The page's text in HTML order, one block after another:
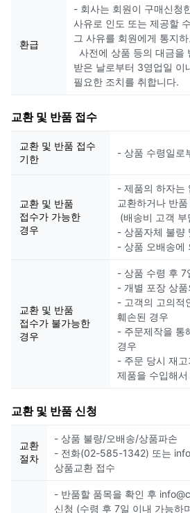
환급
- 회사는 회원이 구매신청
사유로 인도 또는 제공할
그 사유를 회원에게 통지
사전에 상품 등의 대금을
받은 날로부터 3영업일 이
필요한 조치를 취합니다.
교환 및 반품 접수
교환 및 반품 접수
기한
- 상품 수령일로
교환 및 반품
접수가 가능한
경우
- 제품의 하자는
교환하거나 반
(배송비 고객 부
- 상품자체 불량
- 상품 오배송에
교환 및 반품
접수가 불가능한
경우
- 상품 수령 후 7
- 개별 포장 상
- 고객의 고의적
훼손된 경우
- 주문제작을 통
경우
- 주문 당시 재
제품을 수입해
교환 및 반품 신청
교환
절차
- 상품 불량/오배송/상품파손
- 전화(02-585-1342) 또는
상품교환 접수
- 반품할 품목을 확인 후
신청 (수령 후 7일 이내 가능하